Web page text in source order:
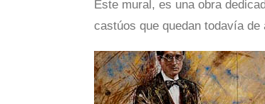
Este mural, es una obra
castúos que quedan todavía